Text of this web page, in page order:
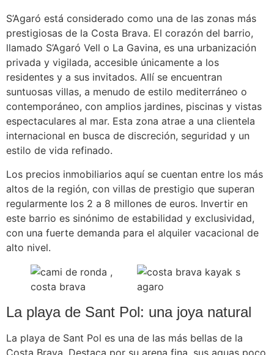
S’Agaró está considerado como una de las zonas más
prestigiosas de la Costa Brava. El corazón del barrio,
llamado S’Agaró Vell o La Gavina, es una urbanización
privada y vigilada, accesible únicamente a los
residentes y a sus invitados. Allí se encuentran
suntuosas villas, a menudo de estilo mediterráneo o
contemporáneo, con amplios jardines, piscinas y vistas
espectaculares al mar. Esta zona atrae a una clientela
internacional en busca de discreción, seguridad y un
estilo de vida refinado.
Los precios inmobiliarios aquí se cuentan entre los más
altos de la región, con villas de prestigio que superan
regularmente los 2 a 8 millones de euros. Invertir en
este barrio es sinónimo de estabilidad y exclusividad,
con una fuerte demanda para el alquiler vacacional de
alto nivel.
La playa de Sant Pol: una joya natural
La playa de Sant Pol es una de las más bellas de la
Costa Brava. Destaca por su arena fina, sus aguas poco